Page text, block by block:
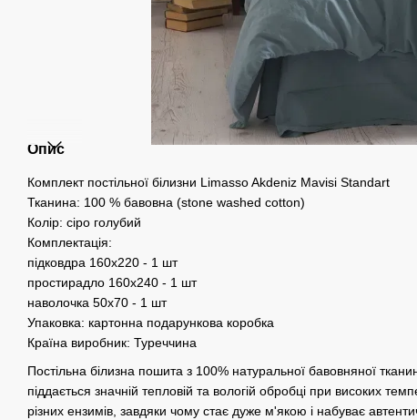
Опис
Комплект постільної білизни Limasso Akdeniz Mavisi Standart
Тканина: 100 % бавовна (stone washed cotton)
Колір: сіро голубий
Комплектація:
підковдра 160х220 - 1 шт
простирадло 160х240 - 1 шт
наволочка 50х70 - 1 шт
Упаковка: картонна подарункова коробка
Країна виробник: Туреччина
Постільна білизна пошита з 100% натуральної бавовняної
піддається значній тепловій та вологій обробці при високих
різних ензимів, завдяки чому стає дуже м'якою і набуває